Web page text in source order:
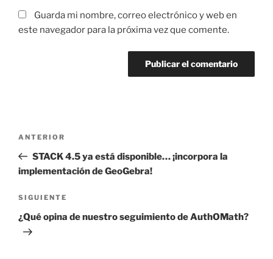
Guarda mi nombre, correo electrónico y web en
este navegador para la próxima vez que comente.
entradas
Entrada
anterior:
ANTERIOR
STACK 4.5 ya está disponible… ¡incorpora la
implementación de GeoGebra!
Siguiente
entrada
SIGUIENTE
¿Qué opina de nuestro seguimiento de AuthOMath?